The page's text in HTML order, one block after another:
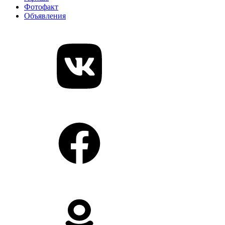
Фотофакт
Объявления